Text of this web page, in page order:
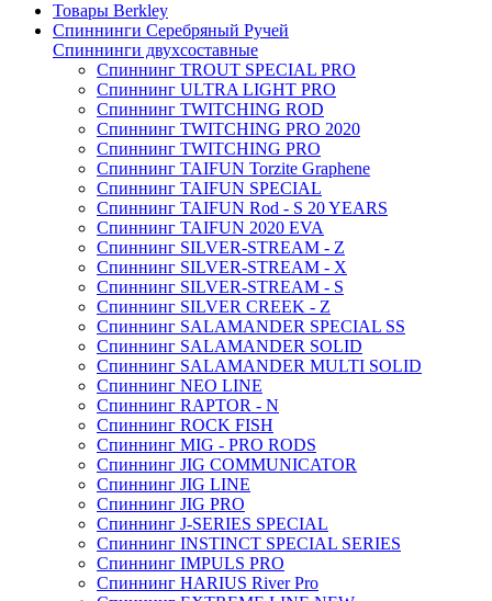
Товары Berkley
Спиннинги Серебряный Ручей
Спиннинги двухсоставные
Спиннинг TROUT SPECIAL PRO
Спиннинг ULTRA LIGHT PRO
Спиннинг TWITCHING ROD
Спиннинг TWITCHING PRO 2020
Спиннинг TWITCHING PRO
Спиннинг TAIFUN Torzite Graphene
Спиннинг TAIFUN SPECIAL
Спиннинг TAIFUN Rod - S 20 YEARS
Спиннинг TAIFUN 2020 EVA
Спиннинг SILVER-STREAM - Z
Спиннинг SILVER-STREAM - X
Спиннинг SILVER-STREAM - S
Спиннинг SILVER CREEK - Z
Спиннинг SALAMANDER SPECIAL SS
Спиннинг SALAMANDER SOLID
Спиннинг SALAMANDER MULTI SOLID
Спиннинг NEO LINE
Спиннинг RAPTOR - N
Спиннинг ROCK FISH
Спиннинг MIG - PRO RODS
Спиннинг JIG COMMUNICATOR
Спиннинг JIG LINE
Спиннинг JIG PRO
Спиннинг J-SERIES SPECIAL
Спиннинг INSTINCT SPECIAL SERIES
Спиннинг IMPULS PRO
Спиннинг HARIUS River Pro